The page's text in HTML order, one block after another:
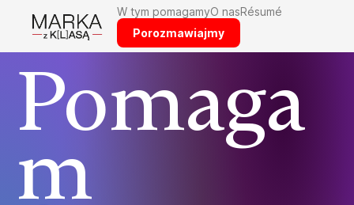
W tym pomagamyO nasRésumé
Porozmawiajmy
Pomaga
m